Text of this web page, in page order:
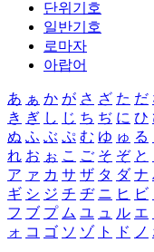
단위기호
일반기호
로마자
아랍어
あ ぁ か が さ ざ た だ
き ぎ し じ ち ぢ に ひ
ぬ ふ ぶ ぷ む ゆ ゅ る
れ お ぉ こ ご そ ぞ と
ア ァ カ サ ザ タ ダ ナ
ギ シ ジ チ ヂ ニ ヒ ビ
フ ブ プ ム ユ ュ ル エ
ォ コ ゴ ソ ゾ ト ド ノ